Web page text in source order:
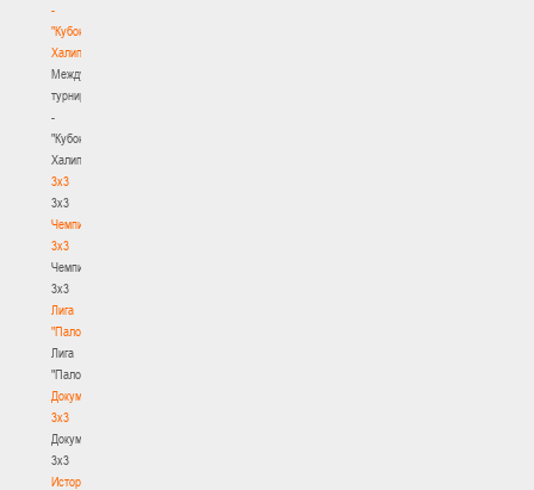
-
"Кубок
Халипского"
Международный
турнир
-
"Кубок
Халипского"
3x3
3x3
Чемпионат
3х3
Чемпионат
3х3
Лига
"Палова"
Лига
"Палова"
Документы
3х3
Документы
3х3
История